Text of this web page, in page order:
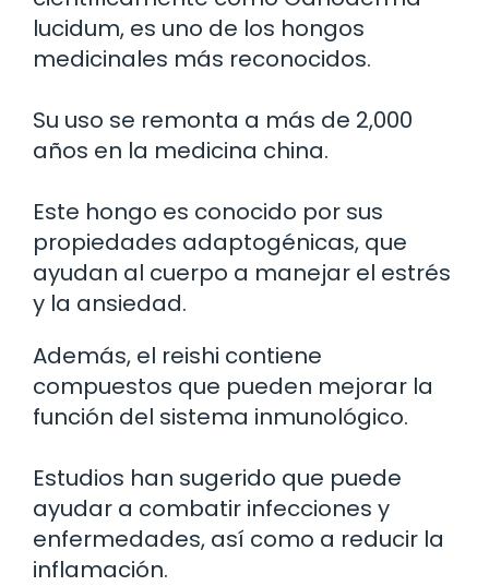
lucidum, es uno de los hongos
medicinales más reconocidos.
Su uso se remonta a más de 2,000
años en la medicina china.
Este hongo es conocido por sus
propiedades adaptogénicas, que
ayudan al cuerpo a manejar el estrés
y la ansiedad.
Además, el reishi contiene
compuestos que pueden mejorar la
función del sistema inmunológico.
Estudios han sugerido que puede
ayudar a combatir infecciones y
enfermedades, así como a reducir la
inflamación.